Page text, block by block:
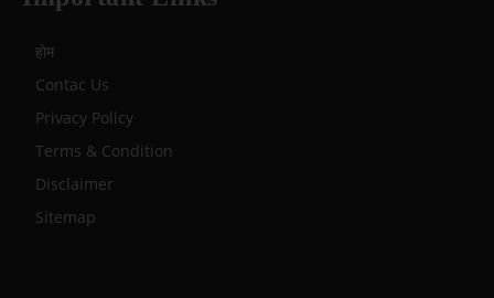
होम
Contac Us
Privacy Policy
Terms & Condition
Disclaimer
Sitemap